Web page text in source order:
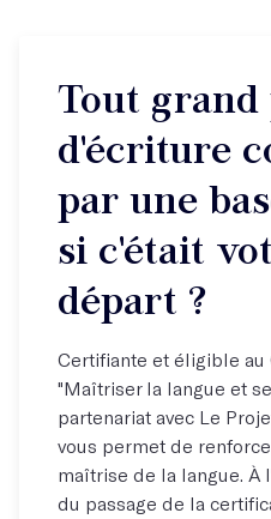
Tout
d'écriture
par une
si c'était
départ ?
Certifiante et éligible au
"Maîtriser la langue et
partenariat avec Le
vous permet de
maîtrise de la langue. À
du passage de la